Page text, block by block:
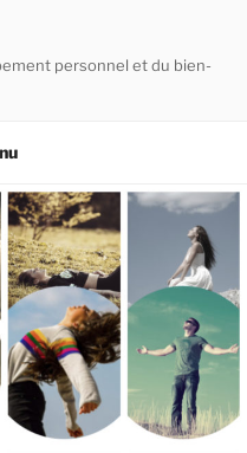
personnel et du bien-